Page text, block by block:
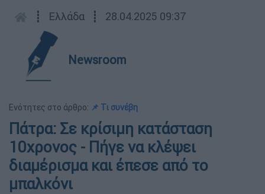
┋ Ελλάδα ┋ 28.04.2025 09:37
Newsroom
Ενότητες στο άρθρο: 📌 Τι συνέβη
Πάτρα: Σε κρίσιμη κατάσταση
10χρονος - Πήγε να κλέψει
διαμέρισμα και έπεσε από το
μπαλκόνι